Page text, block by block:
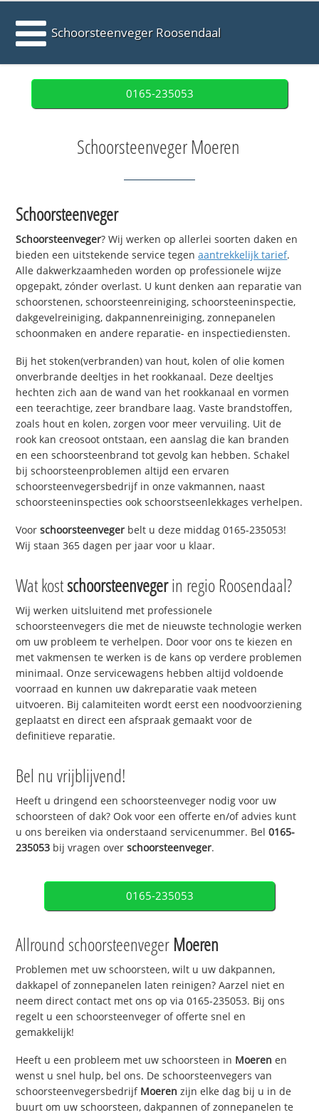
Schoorsteenveger Roosendaal
0165-235053
Schoorsteenveger Moeren
Schoorsteenveger
Schoorsteenveger? Wij werken op allerlei soorten daken en
bieden een uitstekende service tegenaantrekkelijk tarief.
Alle dakwerkzaamheden worden op professionele wijze
opgepakt, zónder overlast. U kunt denken aan reparatie van
schoorstenen, schoorsteenreiniging, schoorsteeninspectie,
dakgevelreiniging, dakpannenreiniging, zonnepanelen
schoonmaken en andere reparatie- en inspectiediensten.
Bij het stoken(verbranden) van hout, kolen of olie komen
onverbrande deeltjes in het rookkanaal. Deze deeltjes
hechten zich aan de wand van het rookkanaal en vormen
een teerachtige, zeer brandbare laag. Vaste brandstoffen,
zoals hout en kolen, zorgen voor meer vervuiling. Uit de
rook kan creosoot ontstaan, een aanslag die kan branden
en een schoorsteenbrand tot gevolg kan hebben. Schakel
bij schoorsteenproblemen altijd een ervaren
schoorsteenvegersbedrijf in onze vakmannen, naast
schoorsteeninspecties ook schoorstseenlekkages verhelpen.
Voorschoorsteenveger belt u deze middag 0165-235053!
Wij staan 365 dagen per jaar voor u klaar.
Wat kostschoorsteenvegerin regio Roosendaal?
Wij werken uitsluitend met professionele
schoorsteenvegers die met de nieuwste technologie werken
om uw probleem te verhelpen. Door voor ons te kiezen en
met vakmensen te werken is de kans op verdere problemen
minimaal. Onze servicewagens hebben altijd voldoende
voorraad en kunnen uw dakreparatie vaak meteen
uitvoeren. Bij calamiteiten wordt eerst een noodvoorziening
geplaatst en direct een afspraak gemaakt voor de
definitieve reparatie.
Bel nu vrijblijvend!
Heeft u dringend een schoorsteenveger nodig voor uw
schoorsteen of dak? Ook voor een offerte en/of advies kunt
u ons bereiken via onderstaand servicenummer. Bel0165-
235053 bij vragen overschoorsteenveger.
0165-235053
Allround schoorsteenveger Moeren
Problemen met uw schoorsteen, wilt u uw dakpannen,
dakkapel of zonnepanelen laten reinigen? Aarzel niet en
neem direct contact met ons op via 0165-235053. Bij ons
regelt u een schoorsteenveger of offerte snel en
gemakkelijk!
Heeft u een probleem met uw schoorsteen in Moeren en
wenst u snel hulp, bel ons. De schoorsteenvegers van
schoorsteenvegersbedrijf Moeren zijn elke dag bij u in de
buurt om uw schoorsteen, dakpannen of zonnepanelen te